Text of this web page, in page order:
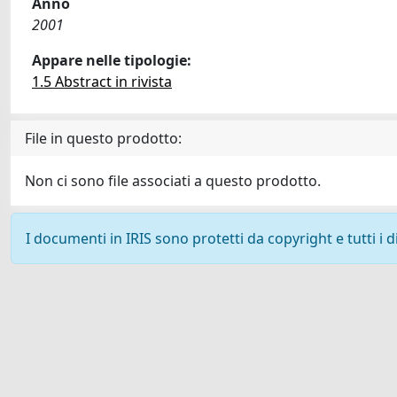
2001
Appare nelle tipologie:
1.5 Abstract in rivista
File in questo prodotto:
Non ci sono file associati a questo prodotto.
I documenti in IRIS sono protetti da copyright e tutti i